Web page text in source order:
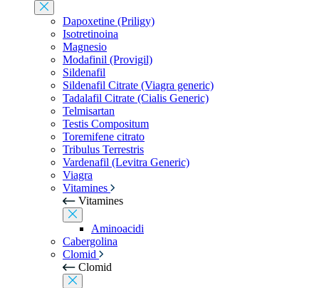
Dapoxetine (Priligy)
Isotretinoina
Magnesio
Modafinil (Provigil)
Sildenafil
Sildenafil Citrate (Viagra generic)
Tadalafil Citrate (Cialis Generic)
Telmisartan
Testis Compositum
Toremifene citrato
Tribulus Terrestris
Vardenafil (Levitra Generic)
Viagra
Vitamines
Vitamines
Aminoacidi
Cabergolina
Clomid
Clomid